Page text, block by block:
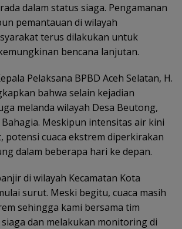
dalam status siaga. Pengamanan
pemantauan di wilayah
terus dilakukan untuk
bencana lanjutan.
Pelaksana BPBD Aceh Selatan, H.
bahwa selain kejadian
melanda wilayah Desa Beutong,
Bahagia. Meskipun intensitas air kini
potensi cuaca ekstrem diperkirakan
dalam beberapa hari ke depan.
di wilayah Kecamatan Kota
surut. Meski begitu, cuaca masih
sehingga kami bersama tim
dan melakukan monitoring di